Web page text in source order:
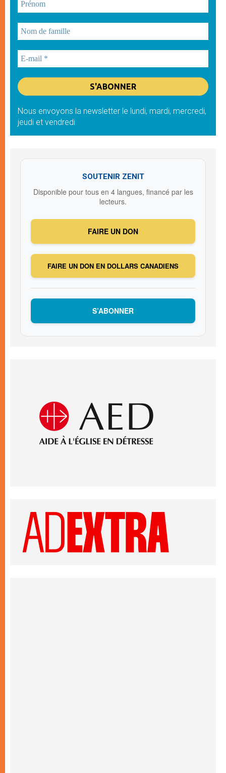
Nous envoyons la newsletter le lundi, mardi, mercredi,
jeudi et vendredi
SOUTENIR ZENIT
Disponible pour tous en 4 langues, financé par les
lecteurs.
FAIRE UN DON
FAIRE UN DON EN DOLLARS CANADIENS
S’ABONNER